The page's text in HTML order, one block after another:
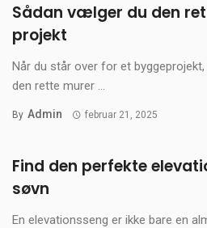
Sådan vælger du den
projekt
Når du står over for et
den rette murer ...
By Admin februar 21, 2025
Find den perfekte
søvn
En elevationsseng er ikke bare en